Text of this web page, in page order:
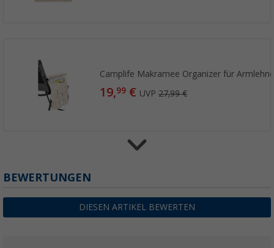
Camplife Makramee Organizer für
19,99 € UVP27,99 €
14,99€UVP19,99 €
BEWERTUNGEN
DIESEN ARTIKEL BEWERTEN